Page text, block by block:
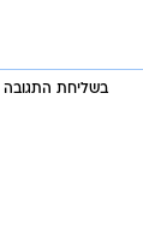
בשליחת התגובה